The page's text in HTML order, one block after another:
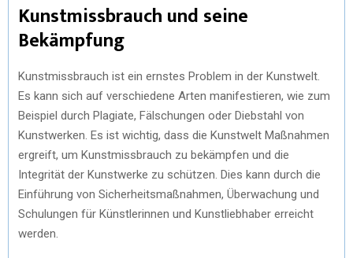
Kunstmissbrauch und seine
Bekämpfung
Kunstmissbrauch ist ein ernstes Problem in der Kunstwelt.
Es kann sich auf verschiedene Arten manifestieren, wie zum
Beispiel durch Plagiate, Fälschungen oder Diebstahl von
Kunstwerken. Es ist wichtig, dass die Kunstwelt Maßnahmen
ergreift, um Kunstmissbrauch zu bekämpfen und die
Integrität der Kunstwerke zu schützen. Dies kann durch die
Einführung von Sicherheitsmaßnahmen, Überwachung und
Schulungen für Künstlerinnen und Kunstliebhaber erreicht
werden.